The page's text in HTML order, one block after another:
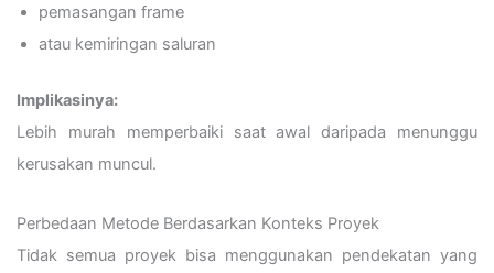
pemasangan frame
atau kemiringan saluran
Implikasinya:
Lebih murah memperbaiki saat awal daripada menunggu
kerusakan muncul.
Perbedaan Metode Berdasarkan Konteks Proyek
Tidak semua proyek bisa menggunakan pendekatan yang